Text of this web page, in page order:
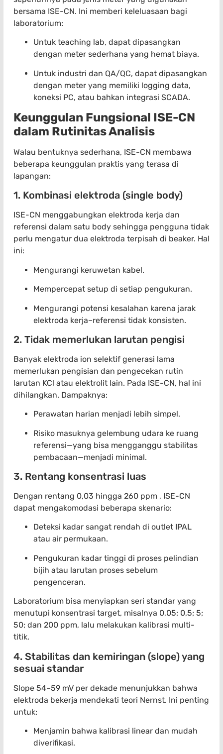
bersama ISE-CN. Ini memberi keleluasaan bagi
laboratorium:
Untuk teaching lab, dapat dipasangkan
dengan meter sederhana yang hemat biaya.
Untuk industri dan QA/QC, dapat dipasangkan
dengan meter yang memiliki logging data,
koneksi PC, atau bahkan integrasi SCADA.
Keunggulan Fungsional ISE-CN
dalam Rutinitas Analisis
Walau bentuknya sederhana, ISE-CN membawa
beberapa keunggulan praktis yang terasa di
lapangan:
1. Kombinasi elektroda (single body)
ISE-CN menggabungkan elektroda kerja dan
referensi dalam satu body sehingga pengguna tidak
perlu mengatur dua elektroda terpisah di beaker. Hal
ini:
Mengurangi keruwetan kabel.
Mempercepat setup di setiap pengukuran.
Mengurangi potensi kesalahan karena jarak
elektroda kerja–referensi tidak konsisten.
2. Tidak memerlukan larutan pengisi
Banyak elektroda ion selektif generasi lama
memerlukan pengisian dan pengecekan rutin
larutan KCl atau elektrolit lain. Pada ISE-CN, hal ini
dihilangkan. Dampaknya:
Perawatan harian menjadi lebih simpel.
Risiko masuknya gelembung udara ke ruang
referensi—yang bisa mengganggu stabilitas
pembacaan—menjadi minimal.
3. Rentang konsentrasi luas
Dengan rentang 0,03 hingga 260 ppm , ISE-CN
dapat mengakomodasi beberapa skenario:
Deteksi kadar sangat rendah di outlet IPAL
atau air permukaan.
Pengukuran kadar tinggi di proses pelindian
bijih atau larutan proses sebelum
pengenceran.
Laboratorium bisa menyiapkan seri standar yang
menutupi konsentrasi target, misalnya 0,05; 0,5; 5;
50; dan 200 ppm, lalu melakukan kalibrasi multi-
titik.
4. Stabilitas dan kemiringan (slope) yang
sesuai standar
Slope 54–59 mV per dekade menunjukkan bahwa
elektroda bekerja mendekati teori Nernst. Ini penting
untuk:
Menjamin bahwa kalibrasi linear dan mudah
diverifikasi.